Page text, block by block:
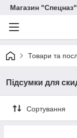
Магазин "Спецназ"
Товари та
Підсумки для
Сортування